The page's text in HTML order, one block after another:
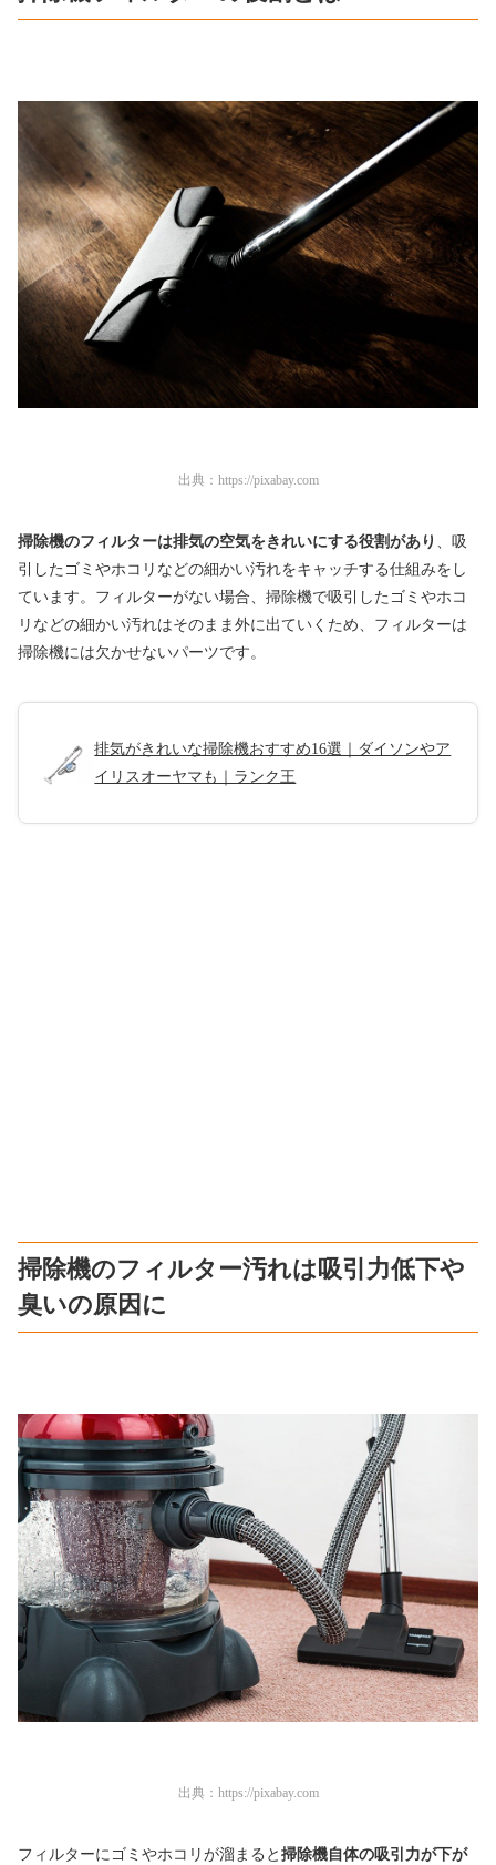
出典： https://pixabay.com
掃除機のフィルターは排気の空気をきれいにする役割があり
、吸
引したゴミやホコリなどの細かい汚れをキャッチする仕組みをし
ています。フィルターがない場合、掃除機で吸引したゴミやホコ
リなどの細かい汚れはそのまま外に出ていくため、フィルターは
掃除機には欠かせないパーツです。
排気がきれいな掃除機おすすめ16選｜ダイソンやア
イリスオーヤマも｜ランク王
掃除機のフィルター汚れは吸引力低下や
臭いの原因に
出典： https://pixabay.com
フィルターにゴミやホコリが溜まると 掃除機自体の吸引力が下が